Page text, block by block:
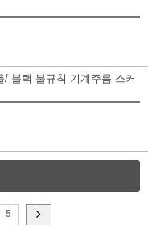
/ 블랙 불규칙 기계주름 스커
5